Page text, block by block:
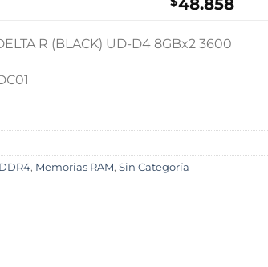
R (BLACK) UD-D4 8GBx2 3600
DDR4, Memorias RAM, Sin Categoría